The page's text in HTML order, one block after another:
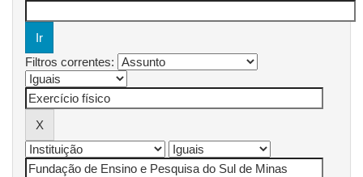
Filtros correntes: